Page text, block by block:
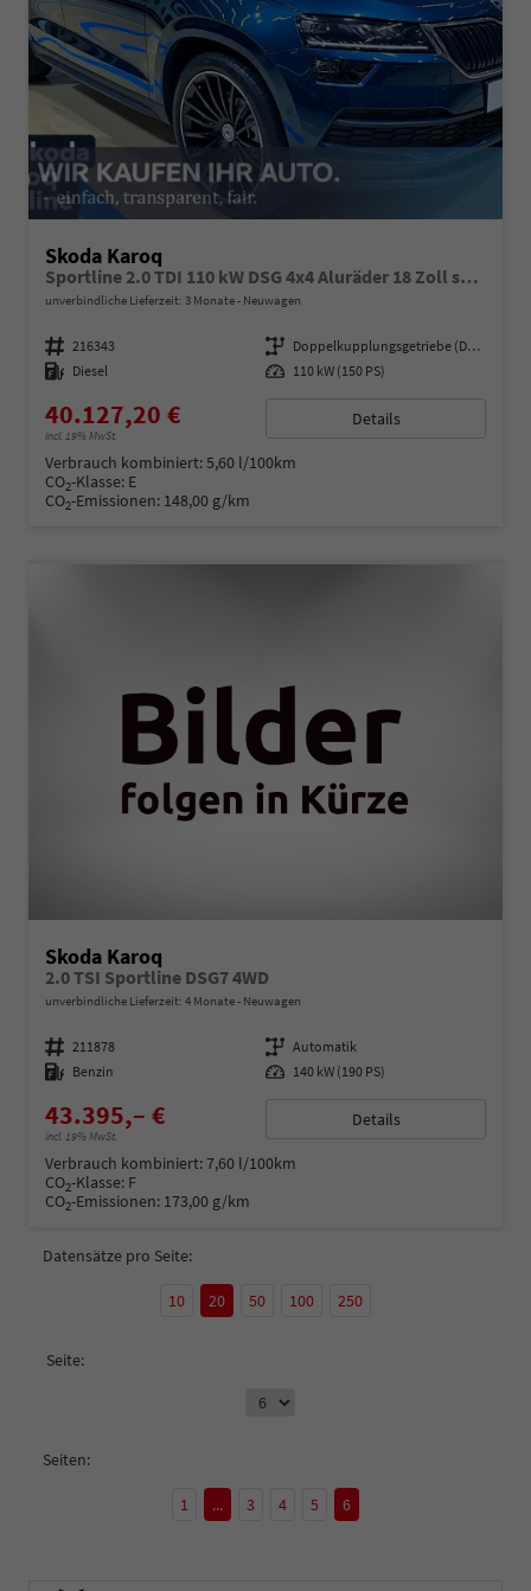
Skoda Karoq
Sportline 2.0 TDI 110 kW DSG 4x4 Aluräder 18 Zoll schwarz, Sonderfarbe Stahlgrau,Phone Box, Klimaauromatik,LED MATRIX, dynamische Blinkleuchten,Drive Mode Seledct, Kessy Full, Navigation, Sun Set,Rückkamera, PDC,LED , 4J. Grantie, Virt. Cockpit
unverbindliche Lieferzeit: 3 Monate Neuwagen
Fahrzeugnummer 216343 Getriebe
Doppelkupplungsgetriebe (DSG)
Kraftstoff Diesel Leistung 110 kW (150 PS)
40.127,20 €
incl. 19% MwSt.
Details
Verbrauch kombiniert:5,60 l/100km
CO2-Klasse: E
CO2-Emissionen: 148,00 g/km
Skoda Karoq
2.0 TSI Sportline DSG7 4WD
unverbindliche Lieferzeit: 4 Monate Neuwagen
Fahrzeugnummer 211878 Getriebe Automatik
Kraftstoff Benzin Leistung 140 kW (190 PS)
43.395,– €
incl. 19% MwSt.
Details
Verbrauch kombiniert:7,60 l/100km
CO2-Klasse: F
CO2-Emissionen: 173,00 g/km
Datensätze pro Seite:
10 20 50 100 250
Seite:
Seiten:
1 ... 3 4 5 6